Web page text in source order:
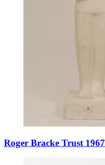
Roger Bracke Trust 1967